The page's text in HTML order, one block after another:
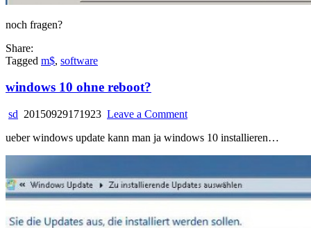
noch fragen?
Share:
Tagged m$, software
windows 10 ohne reboot?
sd 20150929171923 Leave a Commenton
10
ueber windows update kann man ja windows 10 installieren…